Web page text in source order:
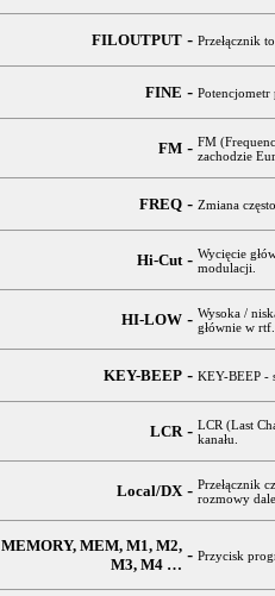
FILOUTPUT - Przełącznik
FINE -
FM - FM
zachodzie
FREQ - Zmiana
Hi-Cut - Wycięcie
modulacji.
HI-LOW - Wysoka /
głównie w
KEY-BEEP - KEY-BEEP -
LCR - LCR (Last
kanału.
Local/DX - Przełącznik
rozmowy
MEMORY, MEM, M1, M2,
M3, M4 … - Przycisk